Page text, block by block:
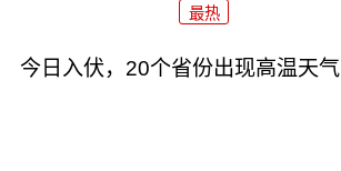
最热
今日入伏，20个省份出现高温天气